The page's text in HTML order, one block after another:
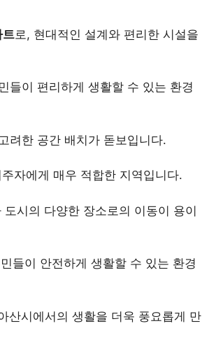
트로, 현대적인 설계와 편리한 시설을
들이 편리하게 생활할 수 있는 환경
려한 공간 배치가 돋보입니다.
자에게 매우 적합한 지역입니다.
시의 다양한 장소로의 이동이 용이
들이 안전하게 생활할 수 있는 환경
산시에서의 생활을 더욱 풍요롭게 만